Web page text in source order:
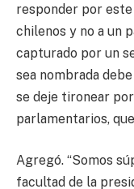
responder por
chilenos y no a un
capturado por un
sea nombrada
se deje tironear
parlamentarios,
Agregó. “Somos
facultad de la